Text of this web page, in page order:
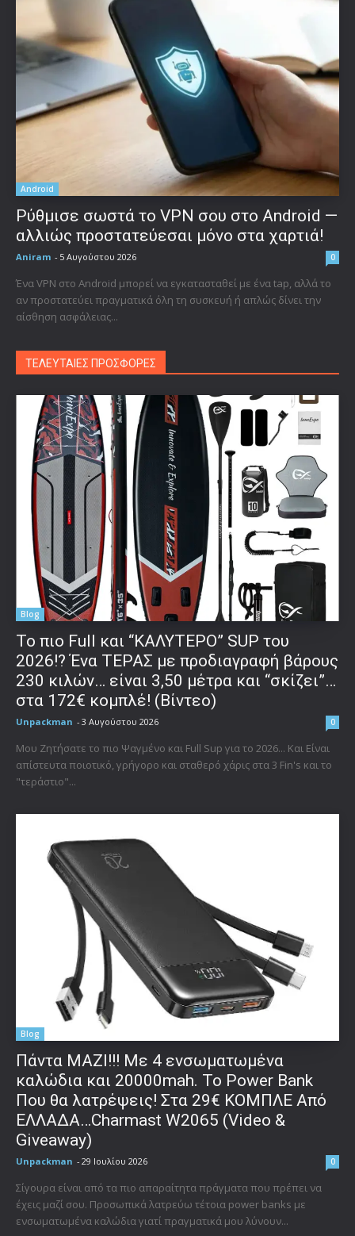
Android
Ρύθμισε σωστά το VPN σου στο Android —
αλλιώς προστατεύεσαι μόνο στα χαρτιά!
Aniram - 5 Αυγούστου 2026 0
Ένα VPN στο Android μπορεί να εγκατασταθεί με ένα tap, αλλά το
αν προστατεύει πραγματικά όλη τη συσκευή ή απλώς δίνει την
αίσθηση ασφάλειας...
ΤΕΛΕΥΤΑΙΕΣ ΠΡΟΣΦΟΡΕΣ
Blog
To πιο Full και “ΚΑΛΥΤΕΡΟ” SUP του
2026!? Ένα ΤΕΡΑΣ με προδιαγραφή βάρους
230 κιλών… είναι 3,50 μέτρα και “σκίζει”…
στα 172€ κομπλέ! (Βίντεο)
Unpackman - 3 Αυγούστου 2026 0
Μου Ζητήσατε το πιο Ψαγμένο και Full Sup για το 2026... Και Είναι
απίστευτα ποιοτικό, γρήγορο και σταθερό χάρις στα 3 Fin's και το
"τεράστιο"...
Blog
Πάντα ΜΑΖΙ!!! Με 4 ενσωματωμένα
καλώδια και 20000mah. Το Power Bank
Που θα λατρέψεις! Στα 29€ ΚΟΜΠΛΕ Από
ΕΛΛΑΔΑ…Charmast W2065 (Video &
Giveaway)
Unpackman - 29 Ιουλίου 2026 0
Σίγουρα είναι από τα πιο απαραίτητα πράγματα που πρέπει να
έχεις μαζί σου. Προσωπικά λατρεύω τέτοια power banks με
ενσωματωμένα καλώδια γιατί πραγματικά μου λύνουν...